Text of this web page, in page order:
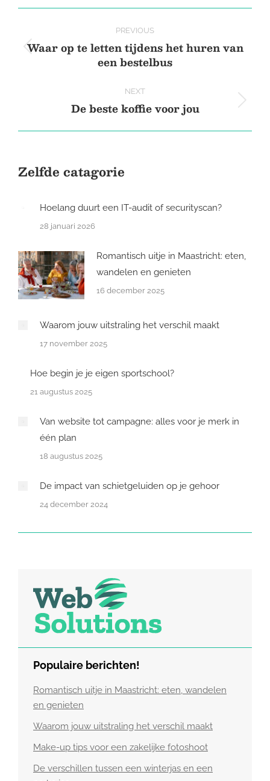
navigation
PREVIOUS
Previous
post:
Waar op te letten tijdens het huren van
een bestelbus
NEXT
Next
De beste koffie voor jou
Zelfde catagorie
Hoelang duurt een IT-audit of securityscan?
28 januari 2026
Romantisch uitje in Maastricht: eten,
wandelen en genieten
16 december 2025
Waarom jouw uitstraling het verschil maakt
17 november 2025
Hoe begin je je eigen sportschool?
21 augustus 2025
Van website tot campagne: alles voor je merk in
één plan
18 augustus 2025
De impact van schietgeluiden op je gehoor
24 december 2024
Populaire berichten!
Romantisch uitje in Maastricht: eten, wandelen
en genieten
Waarom jouw uitstraling het verschil maakt
Make-up tips voor een zakelijke fotoshoot
De verschillen tussen een winterjas en een